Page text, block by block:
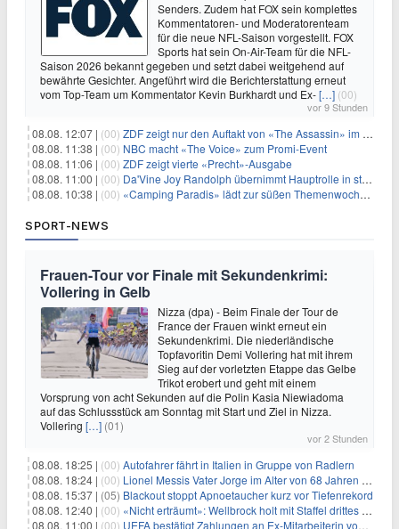
Senders. Zudem hat FOX sein komplettes
Kommentatoren- und Moderatorenteam
für die neue NFL-Saison vorgestellt. FOX
Sports hat sein On-Air-Team für die NFL-
Saison 2026 bekannt gegeben und setzt dabei weitgehend auf
bewährte Gesichter. Angeführt wird die Berichterstattung erneut
vom Top-Team um Kommentator Kevin Burkhardt und Ex-[…] (00)
vor 9 Stunden
08.08. 12:07 | (00) ZDF zeigt nur den Auftakt von «The Assassin» im Fernsehen
08.08. 11:38 | (00) NBC macht «The Voice» zum Promi-Event
08.08. 11:06 | (00) ZDF zeigt vierte «Precht»-Ausgabe
08.08. 11:00 | (00) Da'Vine Joy Randolph übernimmt Hauptrolle in starbesetzter schwarzer Komödie
08.08. 10:38 | (00) «Camping Paradis» lädt zur süßen Themenwoche ein
SPORT-NEWS
Frauen-Tour vor Finale mit Sekundenkrimi:
Vollering in Gelb
Nizza (dpa) - Beim Finale der Tour de
France der Frauen winkt erneut ein
Sekundenkrimi. Die niederländische
Topfavoritin Demi Vollering hat mit ihrem
Sieg auf der vorletzten Etappe das Gelbe
Trikot erobert und geht mit einem
Vorsprung von acht Sekunden auf die Polin Kasia Niewiadoma
auf das Schlussstück am Sonntag mit Start und Ziel in Nizza.
Vollering […] (01)
vor 2 Stunden
08.08. 18:25 | (00) Autofahrer fährt in Italien in Gruppe von Radlern
08.08. 18:24 | (00) Lionel Messis Vater Jorge im Alter von 68 Jahren gestorben
08.08. 15:37 | (05) Blackout stoppt Apnoetaucher kurz vor Tiefenrekord
08.08. 12:40 | (00) «Nicht erträumt»: Wellbrock holt mit Staffel drittes EM-Gold
08.08. 11:00 | (00) UEFA bestätigt Zahlungen an Ex-Mitarbeiterin von Infantino